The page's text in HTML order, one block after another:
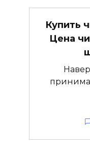
Купить
Цена